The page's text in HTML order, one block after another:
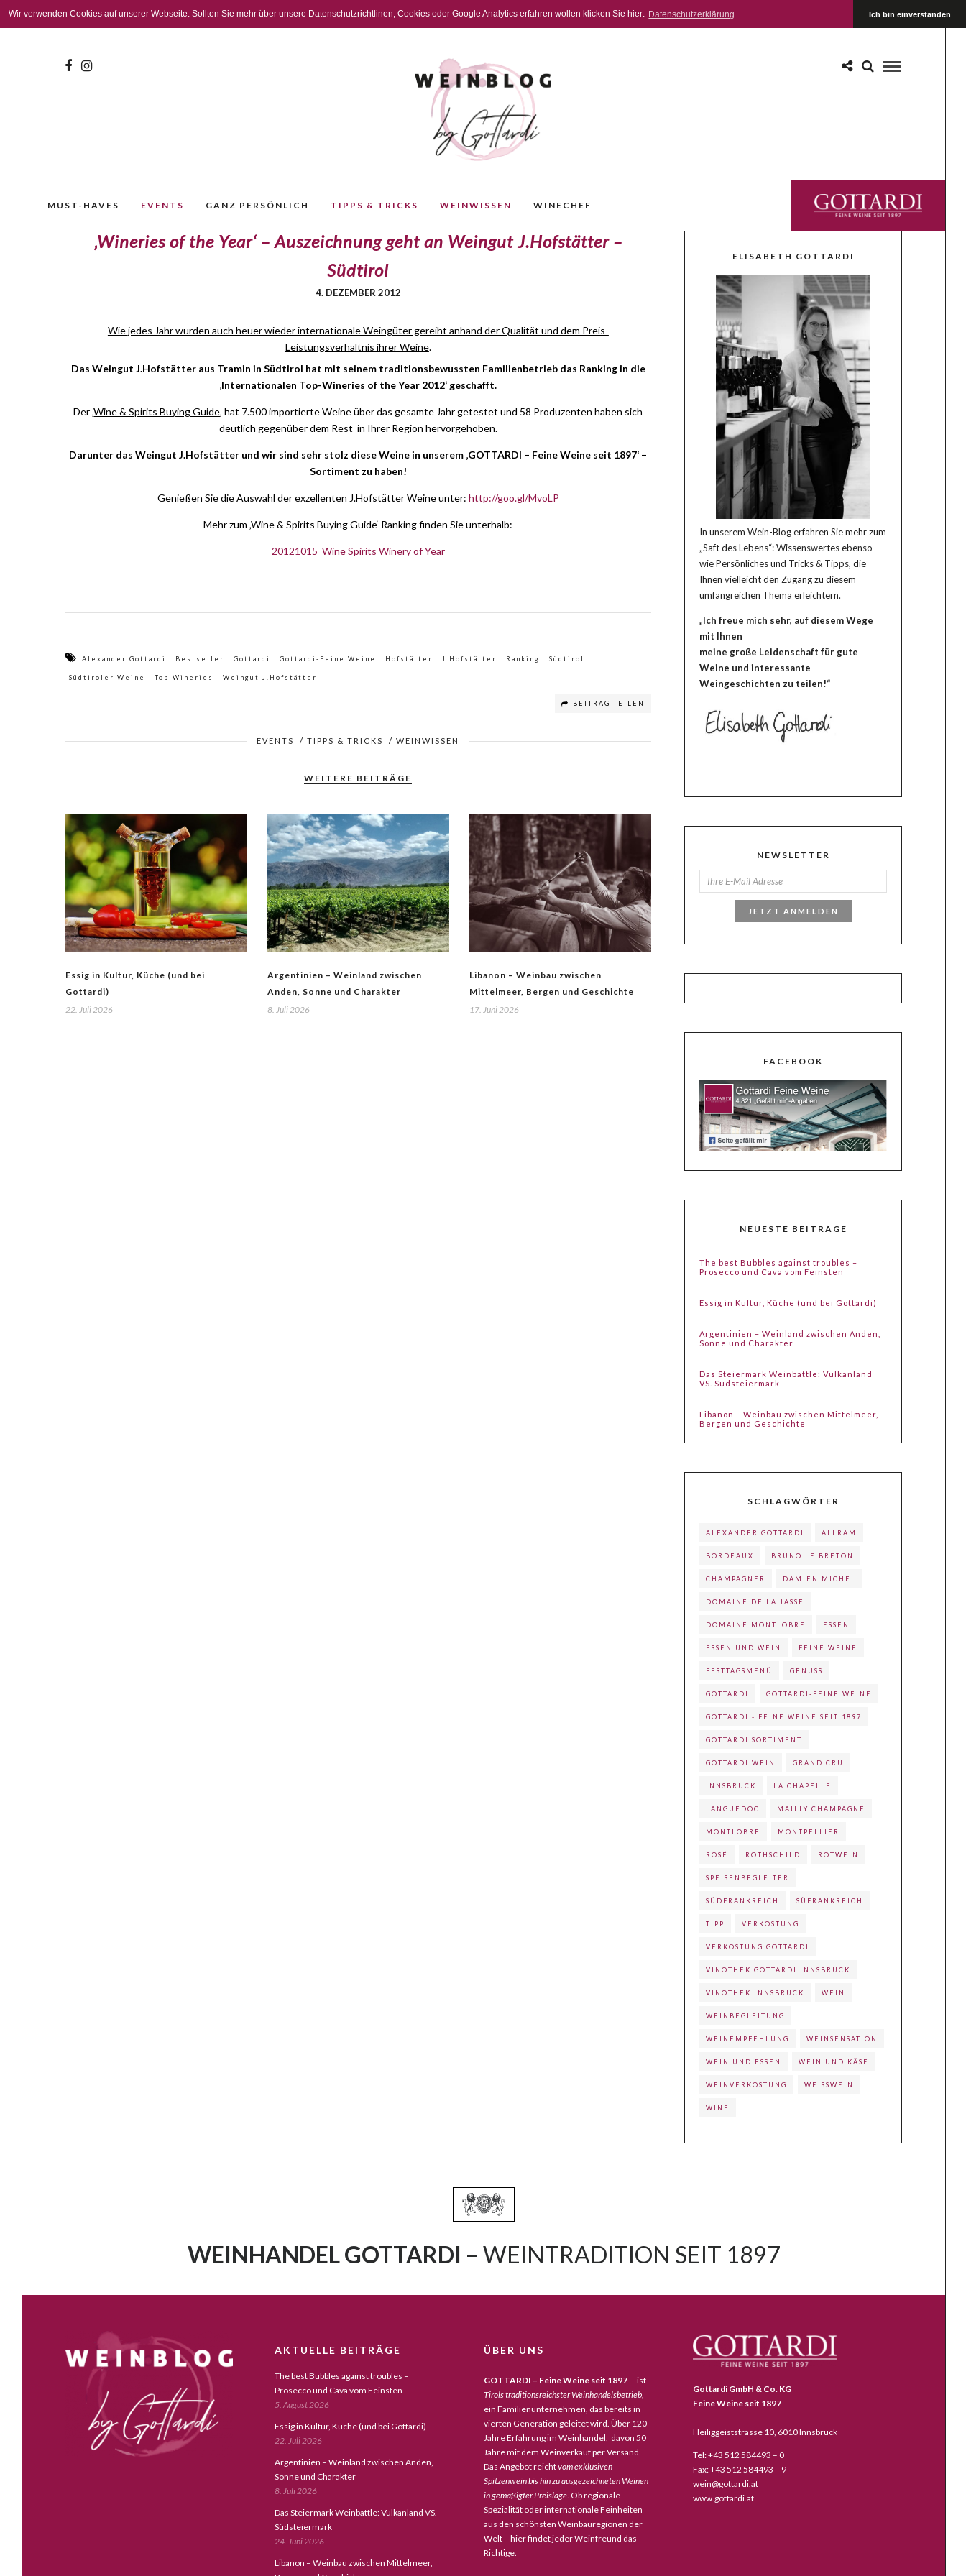
Wir verwenden Cookies auf unserer Webseite. Sollten Sie mehr über unsere Datenschutzrichtlinen, Cookies oder Google Analytics erfahren wollen klicken Sie hier: Datenschutzerklärung Ich bin einverstanden
MUST-HAVES EVENTS GANZ PERSÖNLICH TIPPS & TRICKS WEINWISSEN WINECHEF GOTTARDI FEINE WEINE
‚Wineries of the Year‘ – Auszeichnung geht an Weingut J.Hofstätter –
Südtirol
4. DEZEMBER 2012
Wie jedes Jahr wurden auch heuer wieder internationale Weingüter gereiht anhand der Qualität und dem Preis-
Leistungsverhältnis ihrer Weine.
Das Weingut J.Hofstätter aus Tramin in Südtirol hat mit seinem traditionsbewussten Familienbetrieb das Ranking in die
‚Internationalen Top-Wineries of the Year 2012‘ geschafft.
Der ‚Wine & Spirits Buying Guide‚ hat 7.500 importierte Weine über das gesamte Jahr getestet und 58 Produzenten haben sich
deutlich gegenüber dem Rest in Ihrer Region hervorgehoben.
Darunter das Weingut J.Hofstätter und wir sind sehr stolz diese Weine in unserem ‚GOTTARDI – Feine Weine seit 1897‘ –
Sortiment zu haben!
Genießen Sie die Auswahl der exzellenten J.Hofstätter Weine unter: http://goo.gl/MvoLP
Mehr zum ‚Wine & Spirits Buying Guide‘ Ranking finden Sie unterhalb:
20121015_Wine Spirits Winery of Year
Alexander Gottardi Bestseller Gottardi Gottardi-Feine Weine Hofstätter J.Hofstätter Ranking Südtirol
Südtiroler Weine Top-Wineries Weingut J.Hofstätter
BEITRAG TEILEN
EVENTS /TIPPS & TRICKS /WEINWISSEN
WEITERE BEITRÄGE
Essig in Kultur, Küche (und bei
Gottardi)
22. Juli 2026
Argentinien – Weinland zwischen
Anden, Sonne und Charakter
8. Juli 2026
Libanon – Weinbau zwischen
Mittelmeer, Bergen und Geschichte
17. Juni 2026
ELISABETH GOTTARDI
In unserem Wein-Blog erfahren Sie mehr zum
„Saft des Lebens“: Wissenswertes ebenso
wie Persönliches und Tricks & Tipps, die
Ihnen vielleicht den Zugang zu diesem
umfangreichen Thema erleichtern.
„Ich freue mich sehr, auf diesem Wege
mit Ihnen
meine große Leidenschaft für gute
Weine und interessante
Weingeschichten zu teilen!“
NEWSLETTER
JETZT ANMELDEN
FACEBOOK
NEUESTE BEITRÄGE
The best Bubbles against troubles –
Prosecco und Cava vom Feinsten
Essig in Kultur, Küche (und bei Gottardi)
Argentinien – Weinland zwischen Anden,
Sonne und Charakter
Das Steiermark Weinbattle: Vulkanland
VS. Südsteiermark
Libanon – Weinbau zwischen Mittelmeer,
Bergen und Geschichte
SCHLAGWÖRTER
ALEXANDER GOTTARDI ALLRAM
BORDEAUX BRUNO LE BRETON
CHAMPAGNER DAMIEN MICHEL
DOMAINE DE LA JASSE
DOMAINE MONTLOBRE ESSEN
ESSEN UND WEIN FEINE WEINE
FESTTAGSMENÜ GENUSS
GOTTARDI GOTTARDI-FEINE WEINE
GOTTARDI - FEINE WEINE SEIT 1897
GOTTARDI SORTIMENT
GOTTARDI WEIN GRAND CRU
INNSBRUCK LA CHAPELLE
LANGUEDOC MAILLY CHAMPAGNE
MONTLOBRE MONTPELLIER
ROSÉ ROTHSCHILD ROTWEIN
SPEISENBEGLEITER
SÜDFRANKREICH SÜFRANKREICH
TIPP VERKOSTUNG
VERKOSTUNG GOTTARDI
VINOTHEK GOTTARDI INNSBRUCK
VINOTHEK INNSBRUCK WEIN
WEINBEGLEITUNG
WEINEMPFEHLUNG WEINSENSATION
WEIN UND ESSEN WEIN UND KÄSE
WEINVERKOSTUNG WEISSWEIN
WINE
WEINHANDEL GOTTARDI – WEINTRADITION SEIT 1897
AKTUELLE BEITRÄGE
The best Bubbles against troubles –
Prosecco und Cava vom Feinsten
5. August 2026
Essig in Kultur, Küche (und bei Gottardi)
22. Juli 2026
Argentinien – Weinland zwischen Anden,
Sonne und Charakter
8. Juli 2026
Das Steiermark Weinbattle: Vulkanland VS.
Südsteiermark
24. Juni 2026
Libanon – Weinbau zwischen Mittelmeer,
ÜBER UNS
GOTTARDI – Feine Weine seit 1897– ist
Tirols traditionsreichster Weinhandelsbetrieb,
ein Familienunternehmen, das bereits in
vierten Generation geleitet wird. Über 120
Jahre Erfahrung im Weinhandel, davon 50
Jahre mit dem Weinverkauf per Versand.
Das Angebot reichtvom exklusiven
Spitzenwein bis hin zu ausgezeichneten Weinen
in gemäßigter Preislage. Ob regionale
Spezialität oder internationale Feinheiten
aus den schönsten Weinbauregionen der
Welt – hier findet jeder Weinfreund das
Richtige.
Gottardi GmbH & Co. KG
Feine Weine seit 1897
Heiliggeiststrasse 10, 6010 Innsbruck
Tel: +43 512 584493 – 0
Fax: +43 512 584493 – 9
wein@gottardi.at
www.gottardi.at